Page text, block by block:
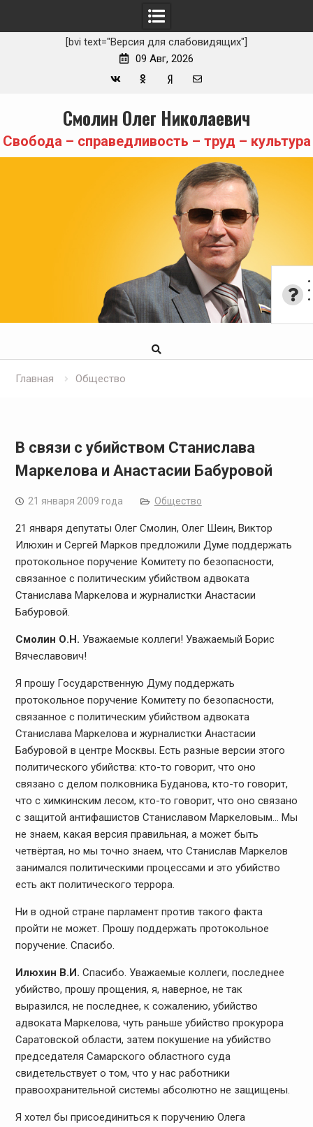
[bvi text="Версия для слабовидящих"]
09 Авг, 2026
Zen
mail
content
Смолин Олег Николаевич
Свобода – справедливость – труд – культура
Главная Общество
В связи с убийством Станислава
Маркелова и Анастасии Бабуровой
21 января 2009 года Общество
21 января депутаты Олег Смолин, Олег Шеин, Виктор
Илюхин и Сергей Марков предложили Думе поддержать
протокольное поручение Комитету по безопасности,
связанное с политическим убийством адвоката
Станислава Маркелова и журналистки Анастасии
Бабуровой.
Смолин О.Н. Уважаемые коллеги! Уважаемый Борис
Вячеславович!
Я прошу Государственную Думу поддержать
протокольное поручение Комитету по безопасности,
связанное с политическим убийством адвоката
Станислава Маркелова и журналистки Анастасии
Бабуровой в центре Москвы. Есть разные версии этого
политического убийства: кто-то говорит, что оно
связано с делом полковника Буданова, кто-то говорит,
что с химкинским лесом, кто-то говорит, что оно связано
с защитой антифашистов Станиславом Маркеловым… Мы
не знаем, какая версия правильная, а может быть
четвёртая, но мы точно знаем, что Станислав Маркелов
занимался политическими процессами и это убийство
есть акт политического террора.
Ни в одной стране парламент против такого факта
пройти не может. Прошу поддержать протокольное
поручение. Спасибо.
Илюхин В.И. Спасибо. Уважаемые коллеги, последнее
убийство, прошу прощения, я, наверное, не так
выразился, не последнее, к сожалению, убийство
адвоката Маркелова, чуть раньше убийство прокурора
Саратовской области, затем покушение на убийство
председателя Самарского областного суда
свидетельствует о том, что у нас работники
правоохранительной системы абсолютно не защищены.
Я хотел бы присоединиться к поручению Олега